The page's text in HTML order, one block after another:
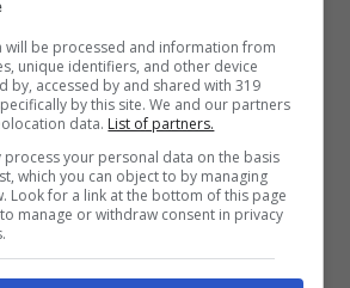
will be processed and information from
unique identifiers, and other device
by, accessed by and shared with 319
by this site. We and our partners
data. List of partners.
process your personal data on the basis
which you can object to by managing
Look for a link at the bottom of this page
manage or withdraw consent in privacy